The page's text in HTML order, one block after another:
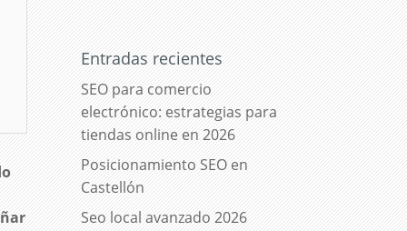
Entradas recientes
SEO para comercio
electrónico: estrategias para
tiendas online en 2026
Posicionamiento SEO en
Castellón
Seo local avanzado 2026